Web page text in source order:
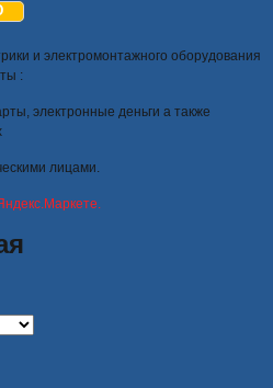
и электромонтажного оборудования
:
электронные деньги а также
лицами.